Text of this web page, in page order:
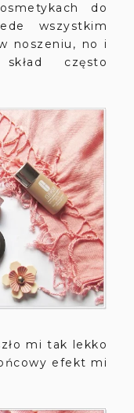
do
wszystkim
noszeniu, no i
często
mi tak lekko
efekt mi